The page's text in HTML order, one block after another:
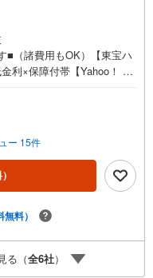
■（諸費用もOK）【東宝ハ
利×保障付帯【Yahoo！ 不
！ 不動産 物件ご成約
。「資料をもらう」「見
合わせください。※必ずY
ください。※PayPayボー
ません。ご案内・詳細な資
電話でのお問い合わせも
ー 15件
無料）
る（全6社）